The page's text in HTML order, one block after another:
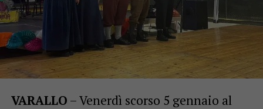
VARALLO – Venerdì scorso 5 gennaio al